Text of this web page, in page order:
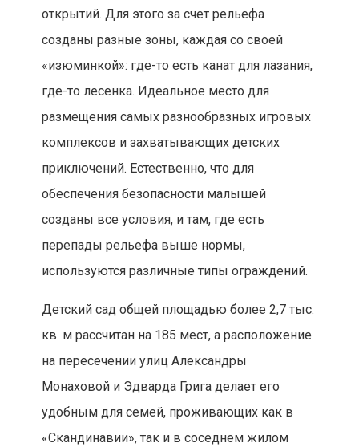
открытий. Для этого за счет рельефа
созданы разные зоны, каждая со своей
«изюминкой»: где-то есть канат для лазания,
где-то лесенка. Идеальное место для
размещения самых разнообразных игровых
комплексов и захватывающих детских
приключений. Естественно, что для
обеспечения безопасности малышей
созданы все условия, и там, где есть
перепады рельефа выше нормы,
используются различные типы ограждений.
Детский сад общей площадью более 2,7 тыс.
кв. м рассчитан на 185 мест, а расположение
на пересечении улиц Александры
Монаховой и Эдварда Грига делает его
удобным для семей, проживающих как в
«Скандинавии», так и в соседнем жилом